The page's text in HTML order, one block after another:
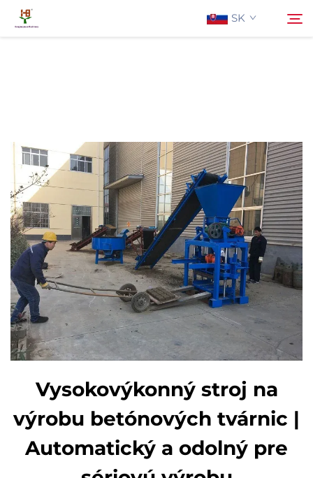
SK
Aplikácia
Aktuality
Kontaktujte Nás
Vysokovýkonný stroj na
výrobu betónových tvárnic |
Automatický a odolný pre